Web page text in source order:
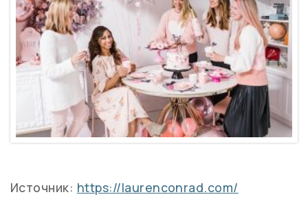
Источник: https://laurenconrad.com/